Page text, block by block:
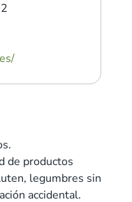
de productos
legumbres sin
accidental.